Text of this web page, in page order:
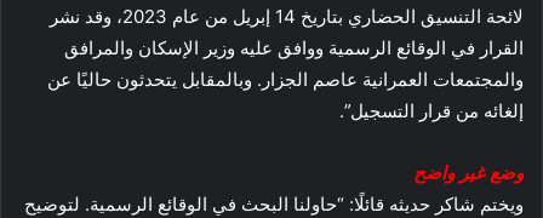
لائحة التنسيق الحضاري بتاريخ 14 إبريل من عام 2023، وقد نشر
القرار في الوقائع الرسمية ووافق عليه وزير الإسكان والمرافق
والمجتمعات العمرانية عاصم الجزار. وبالمقابل يتحدثون حاليًا عن
إلغائه من قرار التسجيل”.
وضع غير واضح
ويختم شاكر حديثه قائلًا: “حاولنا البحث في الوقائع الرسمية. لتوضيح